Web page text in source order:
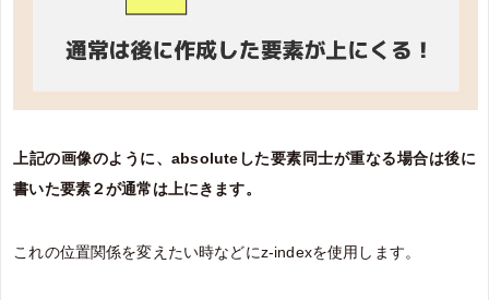
上記の画像のように、absoluteした要素同士が重なる場合は後に
書いた要素２が通常は上にきます。
これの位置関係を変えたい時などにz-indexを使用します。